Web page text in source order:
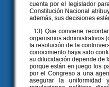
cuenta por el legislador
Constitución Nacional
además, sus decisiones
13) Que conviene
organismos administrativos
la resolución de la
conocimiento haya sido
su dilucidación depende de
porque están en juego los
por el Congreso a una
asegurar la uniformidad